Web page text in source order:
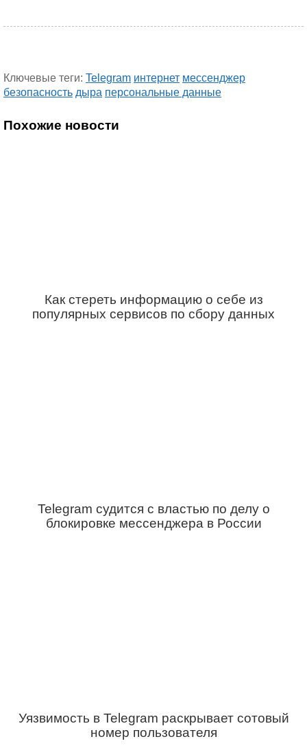
Ключевые теги: Telegram интернет мессенджер
безопасность дыра персональные данные
Похожие новости
Как стереть информацию о себе из
популярных сервисов по сбору данных
Telegram судится с властью по делу о
блокировке мессенджера в России
Уязвимость в Telegram раскрывает сотовый
номер пользователя